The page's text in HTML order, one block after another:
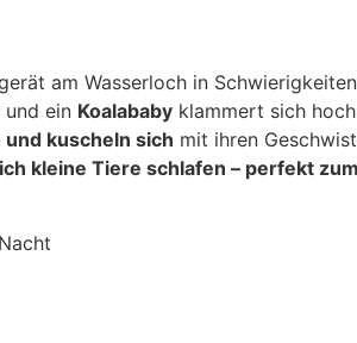
am Wasserloch in
und ein Koalababy klammert sich
kuscheln sich mit ihren
kleine Tiere schlafen – perfekt